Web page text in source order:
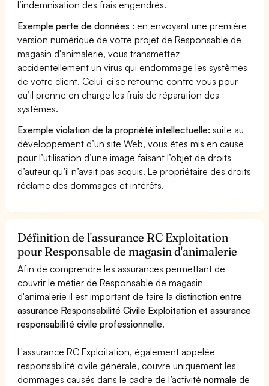
l’indemnisation des frais engendrés.
Exemple perte de données : en envoyant une première
version numérique de votre projet de Responsable de
magasin d'animalerie, vous transmettez
accidentellement un virus qui endommage les systèmes
de votre client. Celui-ci se retourne contre vous pour
qu’il prenne en charge les frais de réparation des
systèmes.
Exemple violation de la propriété intellectuelle: suite au
développement d’un site Web, vous êtes mis en cause
pour l’utilisation d’une image faisant l’objet de droits
d’auteur qu’il n’avait pas acquis. Le propriétaire des droits
réclame des dommages et intérêts.
Définition de l'assurance RC Exploitation
pour Responsable de magasin d'animalerie
Afin de comprendre les assurances permettant de
couvrir le métier de Responsable de magasin
d'animalerie il est important de faire ladistinction entre
assurance Responsabilité Civile Exploitation et assurance
responsabilité civile professionnelle.
L'assurance RC Exploitation, également appelée
responsabilité civile générale, couvre uniquement les
dommages causés dans le cadre de l’activiténormale de